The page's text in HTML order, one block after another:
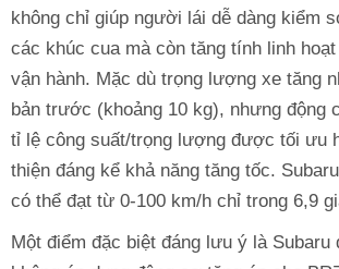
không chỉ giúp người lái dễ dàng kiểm
các khúc cua mà còn tăng tính linh
vận hành. Mặc dù trọng lượng xe tăng
bản trước (khoảng 10 kg), nhưng động
tỉ lệ công suất/trọng lượng được tối ưu
thiện đáng kể khả năng tăng tốc.
có thể đạt từ 0-100 km/h chỉ trong 6,9
Một điểm đặc biệt đáng lưu ý là Subaru